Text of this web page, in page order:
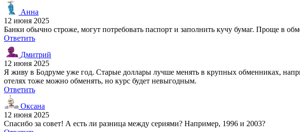
Анна
12 июня 2025
Банки обычно строже, могут потребовать паспорт и заполнить кучу бумаг. Проще в
Ответить
Дмитрий
12 июня 2025
Я живу в Бодруме уже год. Старые доллары лучше менять в крупных обменниках,
отелях тоже можно обменять, но курс будет невыгодным.
Ответить
Оксана
12 июня 2025
Спасибо за совет! А есть ли разница между сериями? Например, 1996 и 2003?